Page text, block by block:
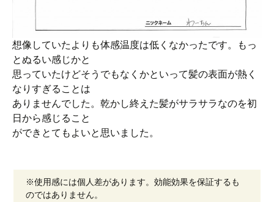
想像していたよりも体感温度は低くなかったです。もっ
とぬるい感じかと
思っていたけどそうでもなくかといって髪の表面が熱く
なりすぎることは
ありませんでした。乾かし終えた髪がサラサラなのを初
日から感じること
ができとてもよいと思いました。
※使用感には個人差があります。効能効果を保証するも
のではありません。